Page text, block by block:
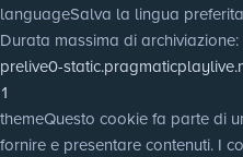
languageSalva la lingua
Durata massima di archiviazione
prelive0-
1
themeQuesto cookie fa parte di
fornire e presentare contenuti. I